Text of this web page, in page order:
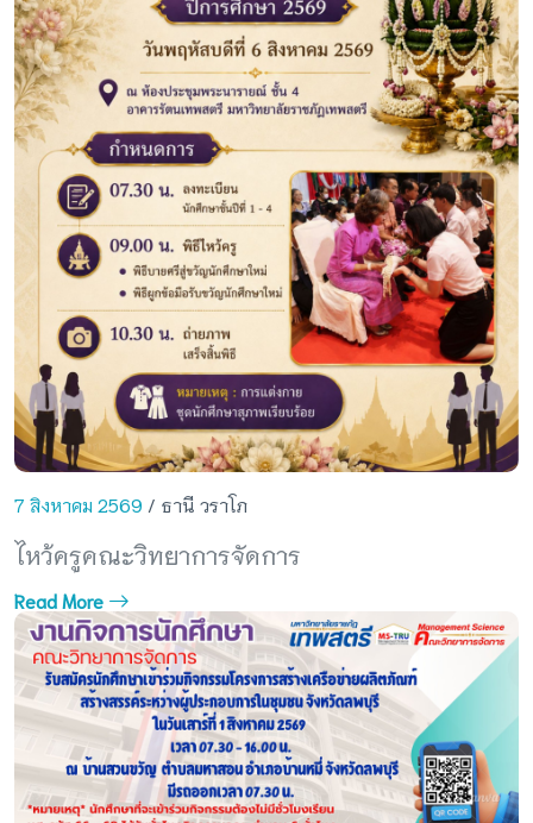
7 สิงหาคม 2569 / ธานี วราโภ
ไหว้ครูคณะวิทยาการจัดการ
Read More